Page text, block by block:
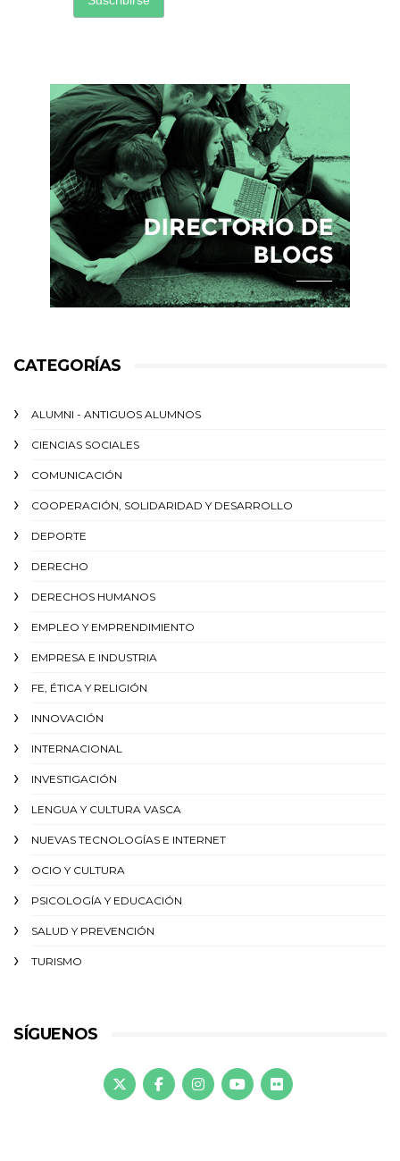
CATEGORÍAS
ALUMNI - ANTIGUOS ALUMNOS
CIENCIAS SOCIALES
COMUNICACIÓN
COOPERACIÓN, SOLIDARIDAD Y DESARROLLO
DEPORTE
DERECHO
DERECHOS HUMANOS
EMPLEO Y EMPRENDIMIENTO
EMPRESA E INDUSTRIA
FE, ÉTICA Y RELIGIÓN
INNOVACIÓN
INTERNACIONAL
INVESTIGACIÓN
LENGUA Y CULTURA VASCA
NUEVAS TECNOLOGÍAS E INTERNET
OCIO Y CULTURA
PSICOLOGÍA Y EDUCACIÓN
SALUD Y PREVENCIÓN
TURISMO
SÍGUENOS